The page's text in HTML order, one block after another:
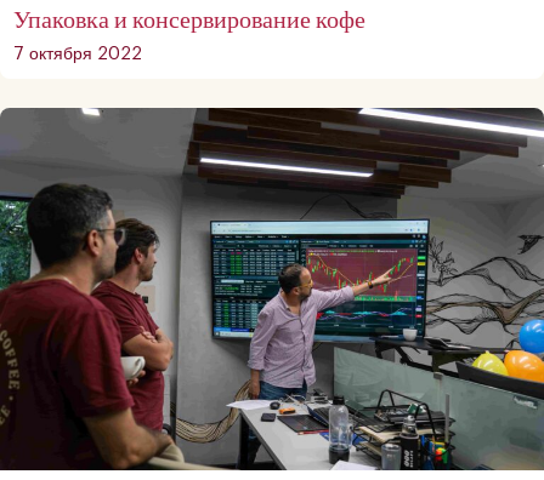
Упаковка и консервирование кофе
7 октября 2022